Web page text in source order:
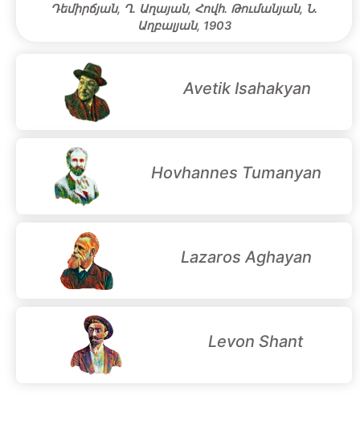
Դեմիրճյան, Ղ. Աղայան, Հովհ. Թումանյան, Ն.
Աղբալյան, 1903
Avetik Isahakyan
Hovhannes Tumanyan
Lazaros Aghayan
Levon Shant